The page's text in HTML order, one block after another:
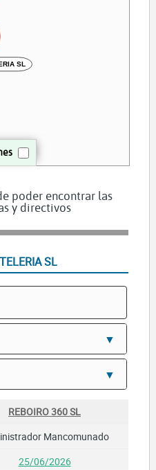
SL
poder encontrar las
y directivos
SL
REBOIRO 360 SL
Mancomunado
25/06/2026